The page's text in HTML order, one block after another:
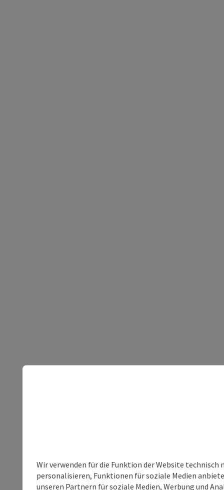
Wir verwenden für die Funktion der Website
personalisieren, Funktionen für soziale Medien
unseren Partnern für soziale Medien, Werbung und